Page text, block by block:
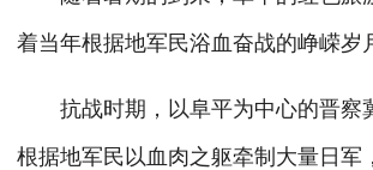
着当年根据地军民浴血奋战的峥嵘岁
抗战时期，以阜平为中心的晋察冀
根据地军民以血肉之躯牵制大量日